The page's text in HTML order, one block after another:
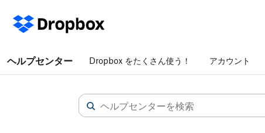
ヘルプセンター Dropbox をたくさん使う！ アカウント